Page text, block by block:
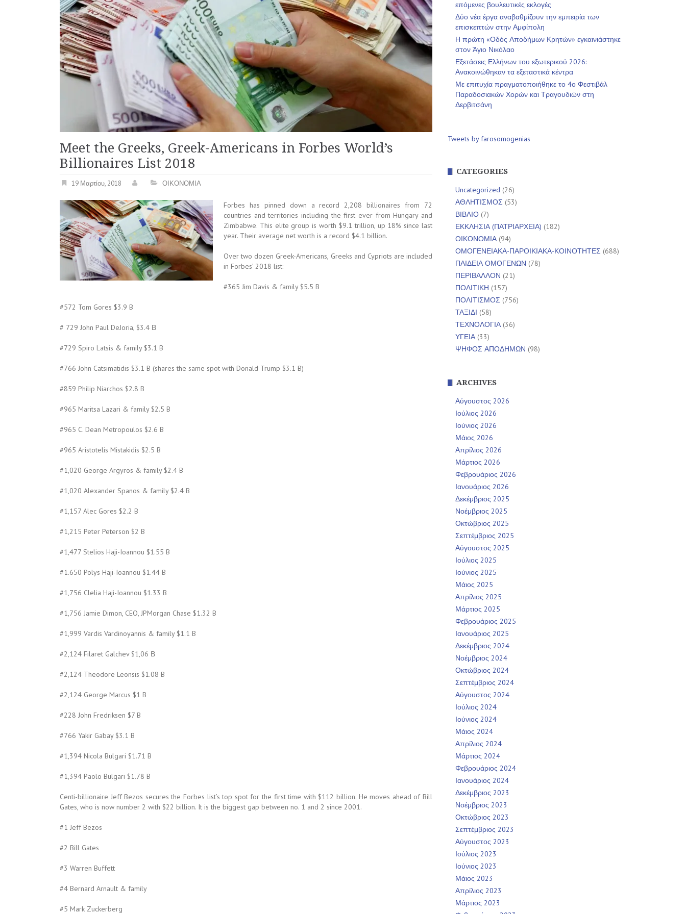
Meet the Greeks, Greek-Americans in Forbes World’s
Billionaires List 2018
19 Μαρτίου, 2018 ΟΙΚΟΝΟΜΙΑ
Forbes has pinned down a record 2,208 billionaires from 72
countries and territories including the first ever from Hungary and
Zimbabwe. This elite group is worth $9.1 trillion, up 18% since last
year. Their average net worth is a record $4.1 billion.
Over two dozen Greek-Americans, Greeks and Cypriots are included
in Forbes’ 2018 list:
#365 Jim Davis & family $5.5 B
#572 Tom Gores $3.9 B
# 729 John Paul DeJoria, $3.4 Β
#729 Spiro Latsis & family $3.1 B
#766 John Catsimatidis $3.1 B (shares the same spot with Donald Trump $3.1 B)
#859 Philip Niarchos $2.8 B
#965 Maritsa Lazari & family $2.5 B
#965 C. Dean Metropoulos $2.6 B
#965 Aristotelis Mistakidis $2.5 B
#1,020 George Argyros & family $2.4 B
#1,020 Alexander Spanos & family $2.4 B
#1,157 Alec Gores $2.2 B
#1,215 Peter Peterson $2 B
#1,477 Stelios Haji-Ioannou $1.55 B
#1.650 Polys Haji-Ioannou $1.44 B
#1,756 Clelia Haji-Ioannou $1.33 B
#1,756 Jamie Dimon, CEO, JPMorgan Chase $1.32 B
#1,999 Vardis Vardinoyannis & family $1.1 B
#2,124 Filaret Galchev $1,06 Β
#2,124 Theodore Leonsis $1.08 B
#2,124 George Marcus $1 B
#228 John Fredriksen $7 B
#766 Yakir Gabay $3.1 B
#1,394 Nicola Bulgari $1.71 B
#1,394 Paolo Bulgari $1.78 B
Centi-billionaire Jeff Bezos secures the Forbes list’s top spot for the first time with $112 billion. He moves ahead of Bill
Gates, who is now number 2 with $22 billion. It is the biggest gap between no. 1 and 2 since 2001.
#1 Jeff Bezos
#2 Bill Gates
#3 Warren Buffett
#4 Bernard Arnault & family
#5 Mark Zuckerberg
επόμενες βουλευτικές εκλογές
Δύο νέα έργα αναβαθμίζουν την εμπειρία των
επισκεπτών στην Αμφίπολη
Η πρώτη «Οδός Αποδήμων Κρητών» εγκαινιάστηκε
στον Άγιο Νικόλαο
Εξετάσεις Ελλήνων του εξωτερικού 2026:
Ανακοινώθηκαν τα εξεταστικά κέντρα
Με επιτυχία πραγματοποιήθηκε το 4ο Φεστιβάλ
Παραδοσιακών Χορών και Τραγουδιών στη
Δερβιτσάνη
Tweets by farosomogenias
CATEGORIES
Uncategorized (26)
ΑΘΛΗΤΙΣΜΟΣ (53)
ΒΙΒΛΙΟ (7)
ΕΚΚΛΗΣΙΑ (ΠΑΤΡΙΑΡΧΕΙΑ) (182)
ΟΙΚΟΝΟΜΙΑ(94)
ΟΜΟΓΕΝΕΙΑΚΑ-ΠΑΡΟΙΚΙΑΚΑ-ΚΟΙΝΟΤΗΤΕΣ (688)
ΠΑΙΔΕΙΑ ΟΜΟΓΕΝΩΝ (78)
ΠΕΡΙΒΑΛΛΟΝ (21)
ΠΟΛΙΤΙΚΗ (157)
ΠΟΛΙΤΙΣΜΟΣ (756)
ΤΑΞΙΔΙ (58)
ΤΕΧΝΟΛΟΓΙΑ(36)
ΥΓΕΙΑ(33)
ΨΗΦΟΣ ΑΠΟΔΗΜΩΝ (98)
ARCHIVES
Αύγουστος 2026
Ιούλιος 2026
Ιούνιος 2026
Μάιος 2026
Απρίλιος 2026
Μάρτιος 2026
Φεβρουάριος 2026
Ιανουάριος 2026
Δεκέμβριος 2025
Νοέμβριος 2025
Οκτώβριος 2025
Σεπτέμβριος 2025
Αύγουστος 2025
Ιούλιος 2025
Ιούνιος 2025
Μάιος 2025
Απρίλιος 2025
Μάρτιος 2025
Φεβρουάριος 2025
Ιανουάριος 2025
Δεκέμβριος 2024
Νοέμβριος 2024
Οκτώβριος 2024
Σεπτέμβριος 2024
Αύγουστος 2024
Ιούλιος 2024
Ιούνιος 2024
Μάιος 2024
Απρίλιος 2024
Μάρτιος 2024
Φεβρουάριος 2024
Ιανουάριος 2024
Δεκέμβριος 2023
Νοέμβριος 2023
Οκτώβριος 2023
Σεπτέμβριος 2023
Αύγουστος 2023
Ιούλιος 2023
Ιούνιος 2023
Μάιος 2023
Απρίλιος 2023
Μάρτιος 2023